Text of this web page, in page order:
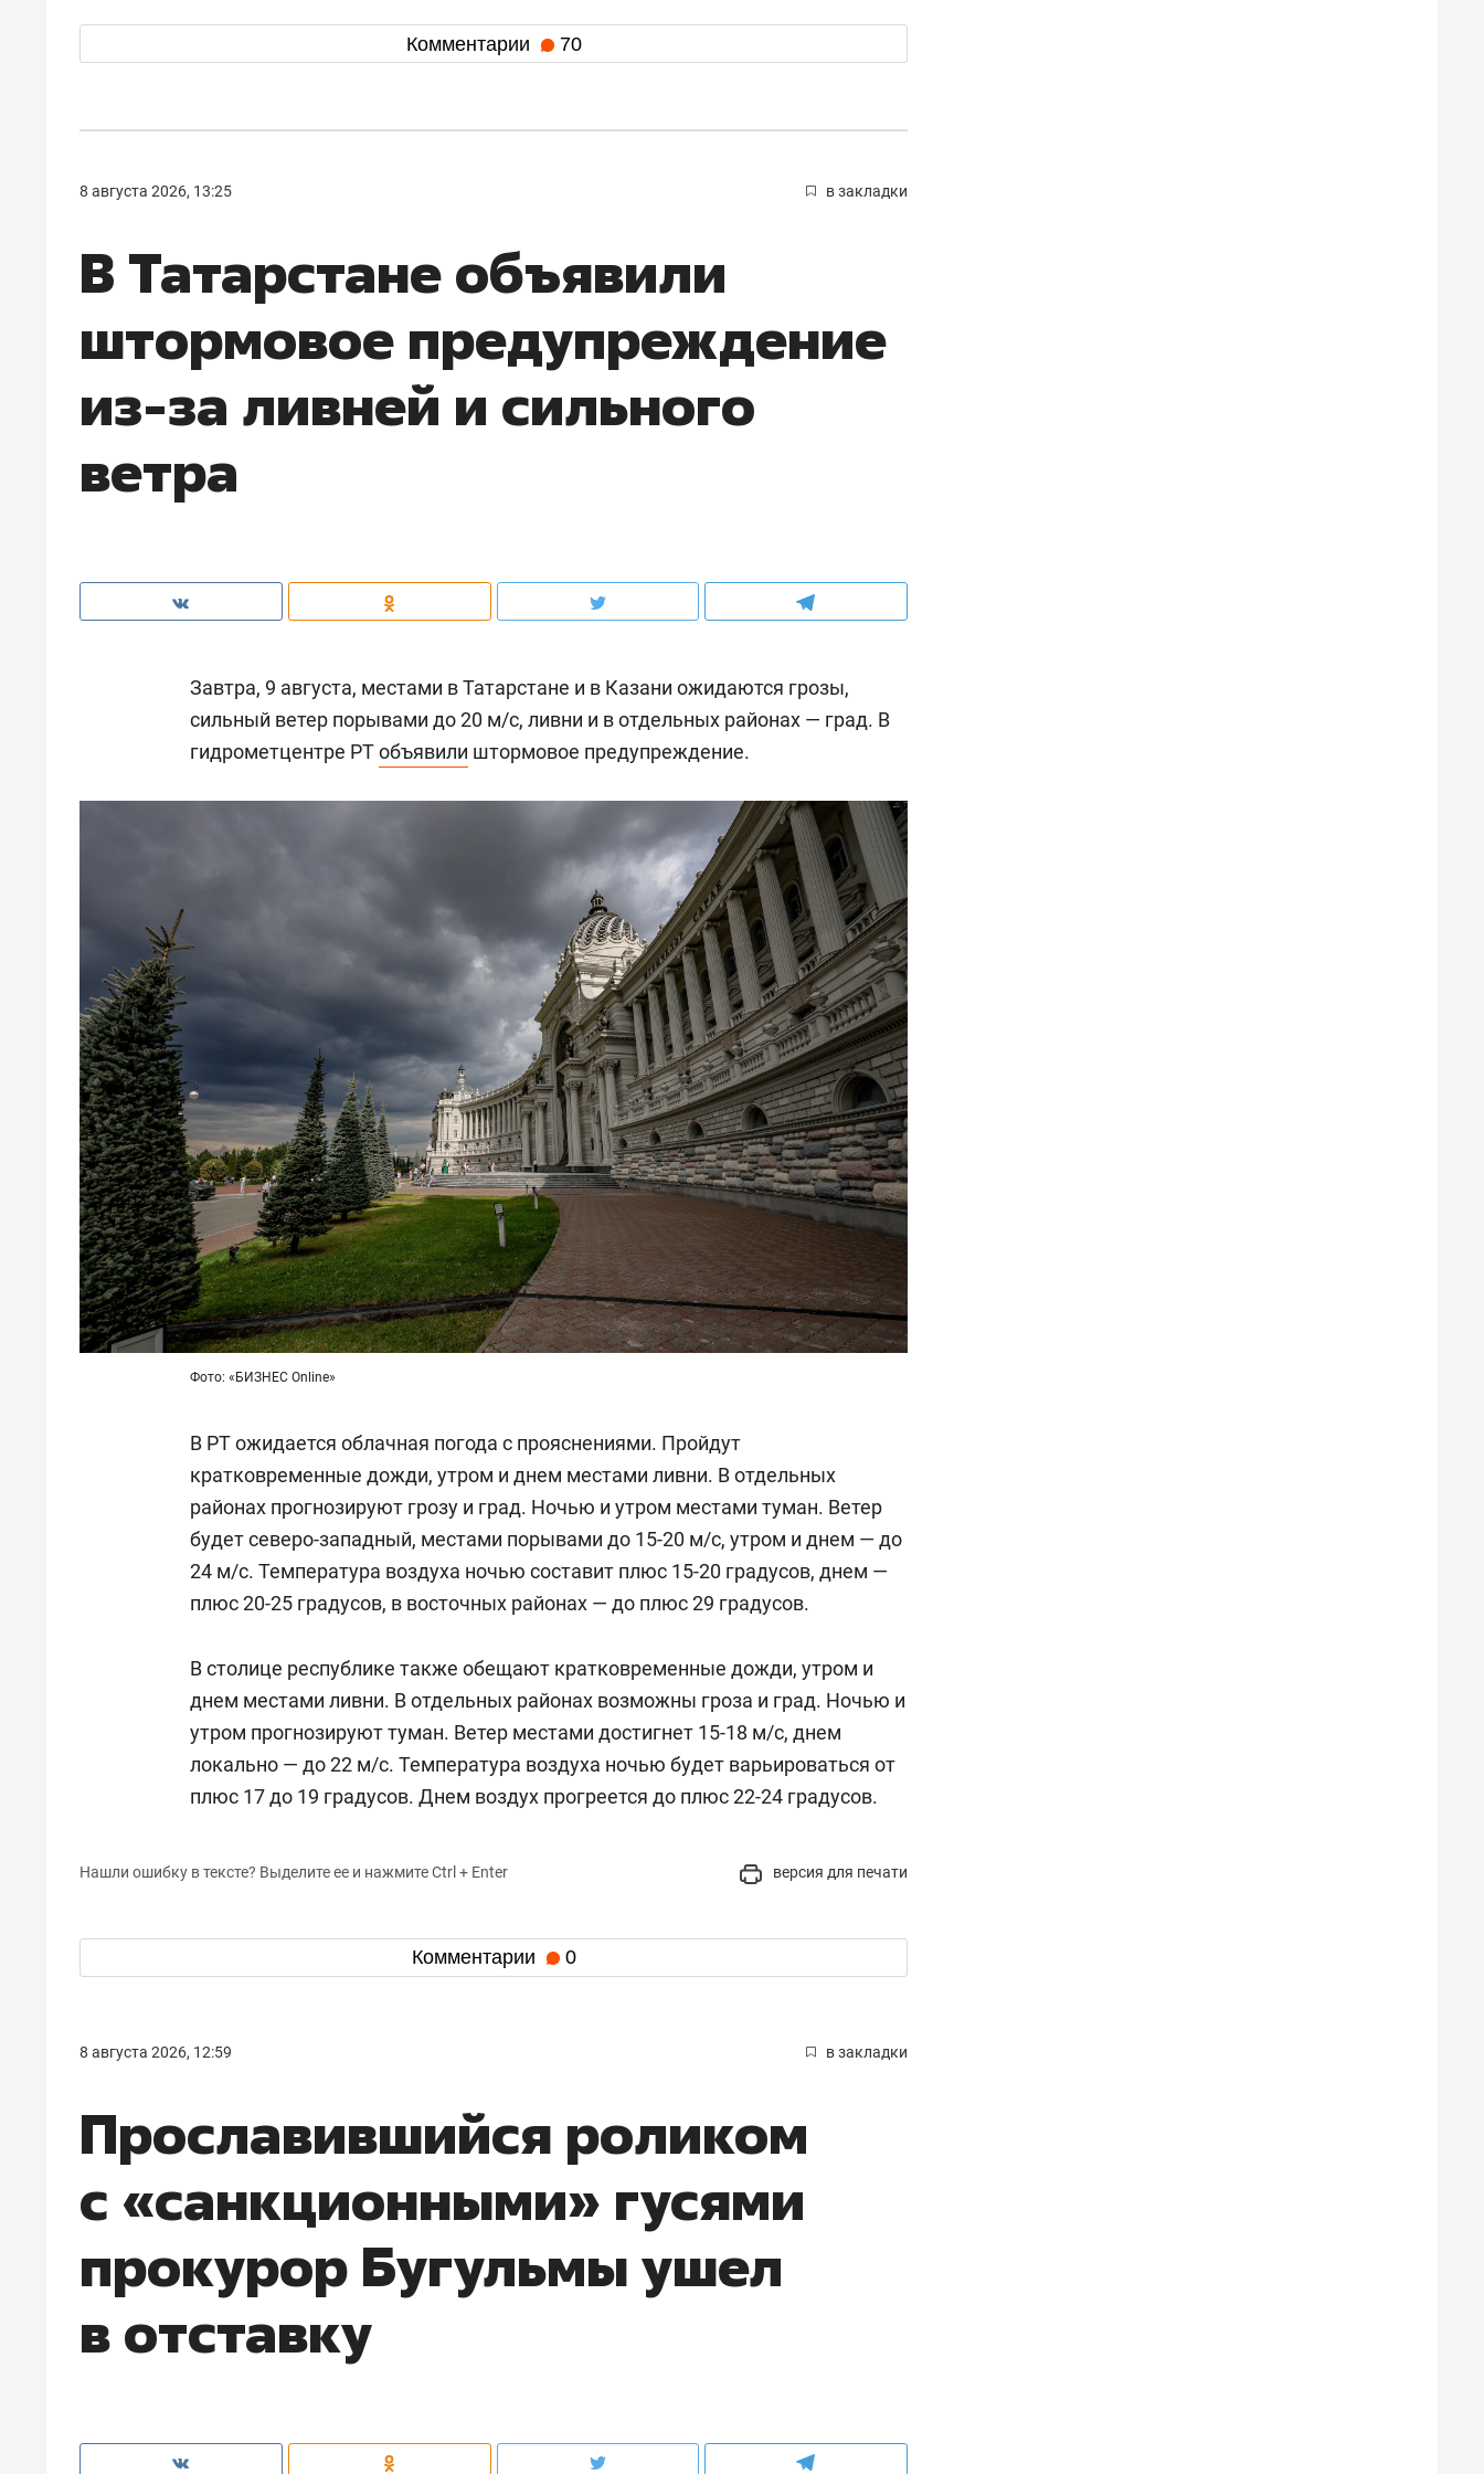
Комментарии 70
8 августа 2026, 13:25 в закладки
В Татарстане объявили
штормовое предупреждение
из-за ливней и сильного
ветра
Завтра, 9 августа, местами в Татарстане и в Казани ожидаются грозы,
сильный ветер порывами до 20 м/c, ливни и в отдельных районах — град. В
гидрометцентре РТобъявили штормовое предупреждение.
Фото: «БИЗНЕС Online»
В РТ ожидается облачная погода с прояснениями. Пройдут
кратковременные дожди, утром и днем местами ливни. В отдельных
районах прогнозируют грозу и град. Ночью и утром местами туман. Ветер
будет северо-западный, местами порывами до 15-20 м/c, утром и днем — до
24 м/с. Температура воздуха ночью составит плюс 15-20 градусов, днем —
плюс 20-25 градусов, в восточных районах — до плюс 29 градусов.
В столице республике также обещают кратковременные дожди, утром и
днем местами ливни. В отдельных районах возможны гроза и град. Ночью и
утром прогнозируют туман. Ветер местами достигнет 15-18 м/с, днем
локально — до 22 м/с. Температура воздуха ночью будет варьироваться от
плюс 17 до 19 градусов. Днем воздух прогреется до плюс 22-24 градусов.
Нашли ошибку в тексте? Выделите ее и нажмите Ctrl + Enter версия для печати
Комментарии 0
8 августа 2026, 12:59 в закладки
Прославившийся роликом
с «санкционными» гусями
прокурор Бугульмы ушел
в отставку